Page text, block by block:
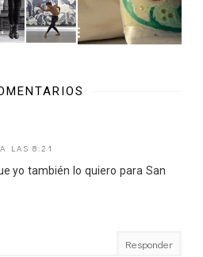
LAS 8:21
yo también lo quiero para San
Responder